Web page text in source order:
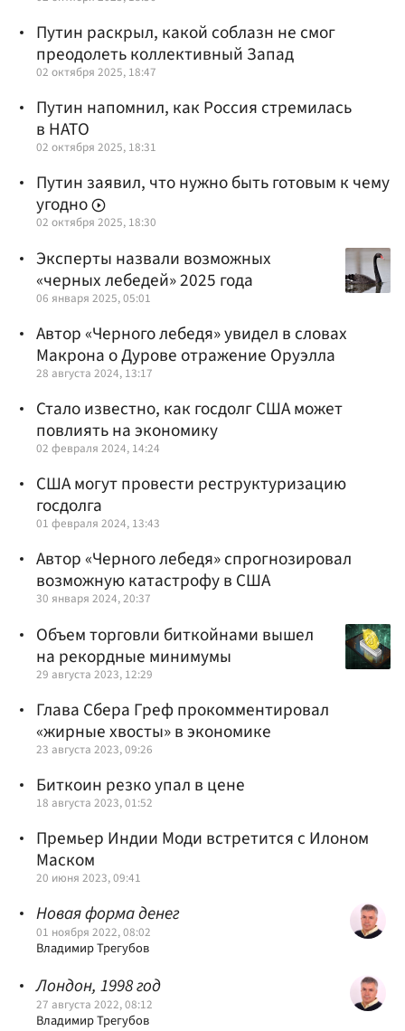
Путин раскрыл, какой соблазн не смог
преодолеть коллективный Запад
02 октября 2025, 18:47
Путин напомнил, как Россия стремилась
в НАТО
02 октября 2025, 18:31
Путин заявил, что нужно быть готовым к чему
угодно
02 октября 2025, 18:30
Эксперты назвали возможных
«черных лебедей» 2025 года
06 января 2025, 05:01
Автор «Черного лебедя» увидел в словах
Макрона о Дурове отражение Оруэлла
28 августа 2024, 13:17
Стало известно, как госдолг США может
повлиять на экономику
02 февраля 2024, 14:24
США могут провести реструктуризацию
госдолга
01 февраля 2024, 13:43
Автор «Черного лебедя» спрогнозировал
возможную катастрофу в США
30 января 2024, 20:37
Объем торговли биткойнами вышел
на рекордные минимумы
29 августа 2023, 12:29
Глава Сбера Греф прокомментировал
«жирные хвосты» в экономике
23 августа 2023, 09:26
Биткоин резко упал в цене
18 августа 2023, 01:52
Премьер Индии Моди встретится с Илоном
Маском
20 июня 2023, 09:41
Новая форма денег
01 ноября 2022, 08:02
Владимир Трегубов
Лондон, 1998 год
27 августа 2022, 08:12
Владимир Трегубов